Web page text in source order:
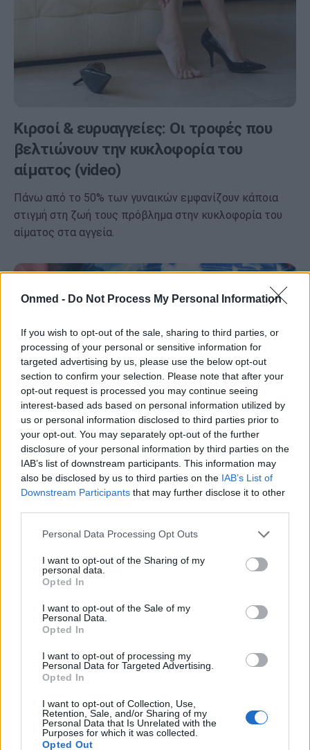
Onmed - Do Not Process My Personal Information
If you wish to opt-out of the sale, sharing to third parties, or
processing of your personal or sensitive information for
targeted advertising by us, please use the below opt-out
section to confirm your selection. Please note that after your
opt-out request is processed you may continue seeing
interest-based ads based on personal information utilized by
us or personal information disclosed to third parties prior to
your opt-out. You may separately opt-out of the further
disclosure of your personal information by third parties on the
IAB’s list of downstream participants. This information may
also be disclosed by us to third parties on the IAB’s List of
Downstream Participants that may further disclose it to other
Personal Data Processing Opt Outs
I want to opt-out of the Sharing of my
personal data.
Opted In
I want to opt-out of the Sale of my
Personal Data.
Opted In
I want to opt-out of processing my
Personal Data for Targeted Advertising.
Opted In
I want to opt-out of Collection, Use,
Retention, Sale, and/or Sharing of my
Personal Data that Is Unrelated with the
Purposes for which it was collected.
Opted Out
Κιρσοί & ευρυαγγείες: Οι τροφές που
βελτιώνουν την κυκλοφορία του
αίματος (video)
Πάνω από το 50% των γυναικών εμφανίζουν κάποια
στιγμή στη ζωή τους πρόβλημα στην κυκλοφορία του
αίματος στα αγγεία.
Ευρυαγγείες: Πότε πρέπει να
αντιμετωπίζονται
Ευρυαγγείες: Τι τις προκαλεί & πώς να